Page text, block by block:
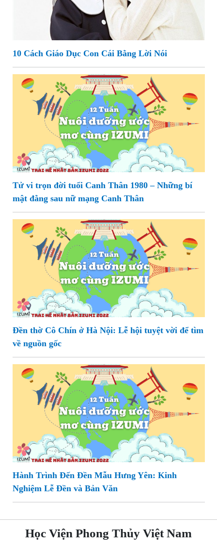
10 Cách Giáo Dục Con Cái Bằng Lời Nói
Tử vi trọn đời tuổi Canh Thân 1980 – Những bí
mật đằng sau nữ mạng Canh Thân
Đền thờ Cô Chín ở Hà Nội: Lễ hội tuyệt vời để tìm
về nguồn gốc
Hành Trình Đến Đền Mẫu Hưng Yên: Kinh
Nghiệm Lễ Đền và Bản Văn
Học Viện Phong Thủy Việt Nam